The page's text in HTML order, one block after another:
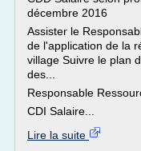
décembre 2016
Assister le
de l'application de la
village Suivre le plan
des...
Responsable
CDI Salaire...
Lire la suite